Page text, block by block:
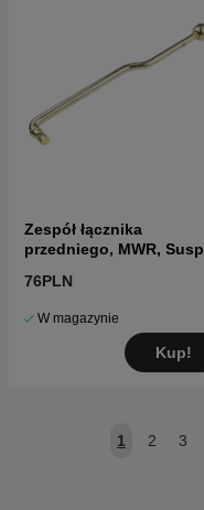
Zespół łącznika
przedniego, MWR, Susp
76PLN
W magazynie
Kup!
1 2 3